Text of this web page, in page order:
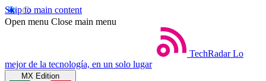
Skip to main content
Open menu Close main menu
TechRadar Lo
mejor de la tecnología, en un solo lugar
MX Edition